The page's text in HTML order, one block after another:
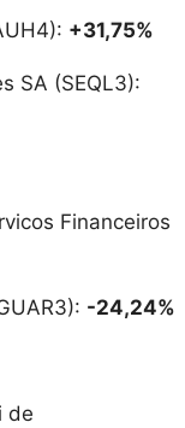
+31,75%
SA (SEQL3):
Financeiros
-24,24%
de